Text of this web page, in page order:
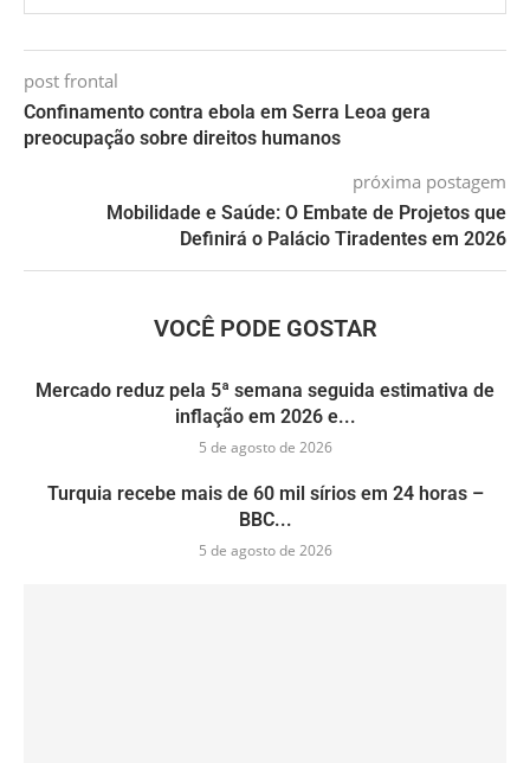
post frontal
Confinamento contra ebola em Serra Leoa gera
preocupação sobre direitos humanos
próxima postagem
Mobilidade e Saúde: O Embate de Projetos que
Definirá o Palácio Tiradentes em 2026
VOCÊ PODE GOSTAR
Mercado reduz pela 5ª semana seguida estimativa de
inflação em 2026 e...
5 de agosto de 2026
Turquia recebe mais de 60 mil sírios em 24 horas –
BBC...
5 de agosto de 2026